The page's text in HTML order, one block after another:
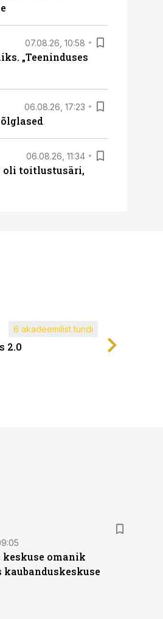
07.08.26, 10:58
„Teeninduses
06.08.26, 17:23
06.08.26, 11:34
oli toitlustusäri,
2.0
6 akadeemilist tundi
omanik
kaubanduskeskuse